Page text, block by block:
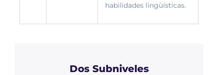
habilidades lingüísticas.
Dos Subniveles